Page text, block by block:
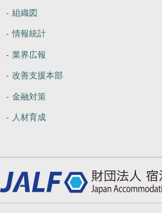
組織図
情報統計
業界広報
改善支援本部
金融対策
人材育成